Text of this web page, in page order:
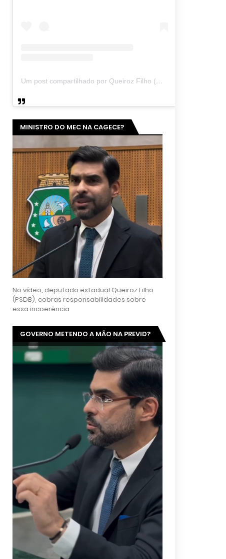
Um post compartilhado por Queiroz Filho (@queirozmfilho)
MINISTRO DO MEC NA CAGECE?
No vídeo, deputado estadual Queiroz Filho
(PSDB), cobras responsabilidades sobre
essa incoerência
GOVERNO METENDO A MÃO NA PREVID?